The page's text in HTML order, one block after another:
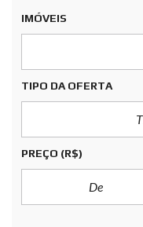
IMÓVEIS
TIPO DA OFERTA
PREÇO (R$)